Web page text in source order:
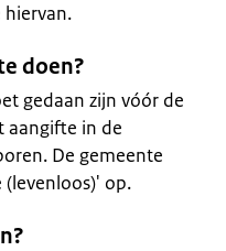
doen?
gedaan zijn vóór de
aangifte in de
De gemeente
op.